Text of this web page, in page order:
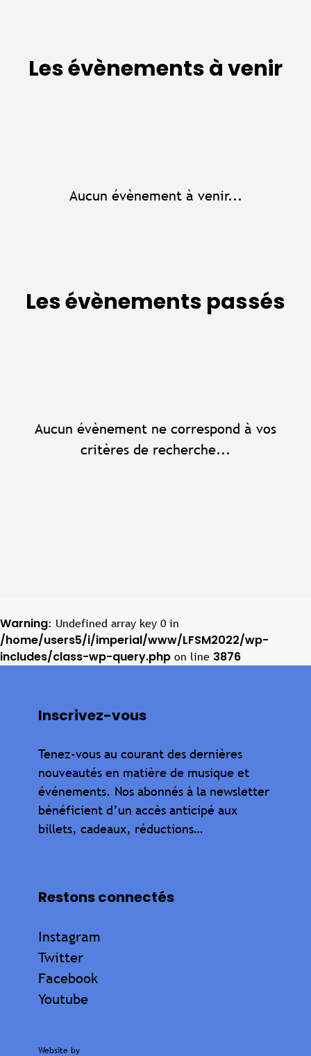
Les évènements à venir
Aucun évènement à venir...
Les évènements passés
Aucun évènement ne correspond à vos
critères de recherche...
Warning: Undefined array key 0 in
/home/users5/i/imperial/www/LFSM2022/wp-
includes/class-wp-query.php on line 3876
Inscrivez-vous
Tenez-vous au courant des dernières
nouveautés en matière de musique et
événements. Nos abonnés à la newsletter
bénéficient d’un accès anticipé aux
billets, cadeaux, réductions…
Restons connectés
Instagram
Twitter
Facebook
Youtube
Website by